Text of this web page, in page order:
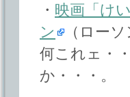
・ 映画「け
ン
（ローソ
何これェ・
か・・・。